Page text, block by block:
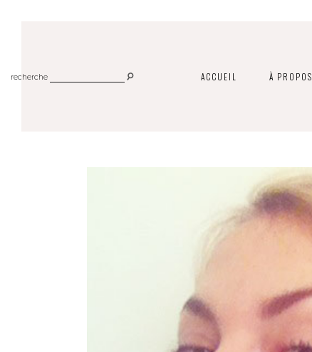
recherche ACCUEIL À PROPOS